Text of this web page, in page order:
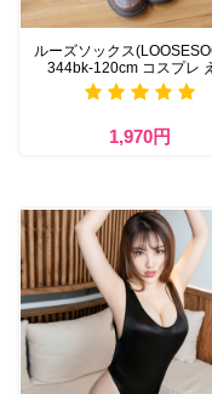
ルーズソックス
344bk-120cm コスプレ
1,970円